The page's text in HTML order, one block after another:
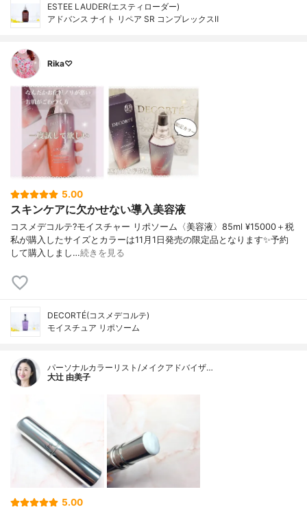
ESTEE LAUDER(エスティローダー)
アドバンス ナイト リペア SR コンプレックスⅡ
Rika♡
5.00
スキンケアに欠かせない導入美容液
コスメデコルテ?モイスチャー リポソーム〈美容液〉85ml ¥15000＋税
私が購入したサイズとカラーは11月1日発売の限定品となります✨予約
して購入しまし…続きを見る
DECORTÉ(コスメデコルテ)
モイスチュア リポソーム
パーソナルカラーリスト/メイクアドバイザ…
大辻 由美子
5.00